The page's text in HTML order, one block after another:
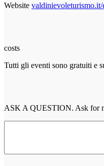
Website
costs
Tutti gli eventi sono gratuiti e
ASK A QUESTION. Ask for